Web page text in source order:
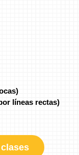
líneas rectas)